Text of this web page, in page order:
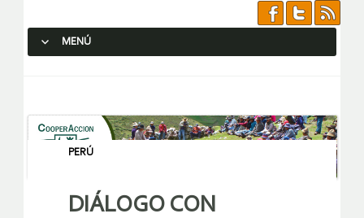
MENÚ
PERÚ
DIÁLOGO CON